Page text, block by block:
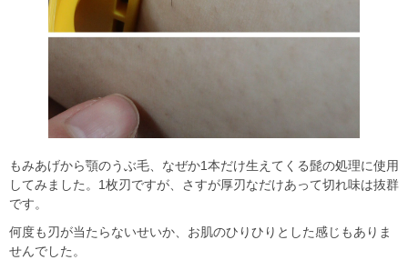
もみあげから顎のうぶ毛、なぜか1本だけ生えてくる髭の処理に使用
してみました。1枚刃ですが、さすが厚刃なだけあって切れ味は抜群
です。
何度も刃が当たらないせいか、お肌のひりひりとした感じもありま
せんでした。